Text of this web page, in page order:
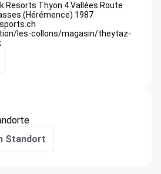
Resorts Thyon 4 Vallées Route
(Hérémence) 1987
les-collons/magasin/theytaz-
Standort